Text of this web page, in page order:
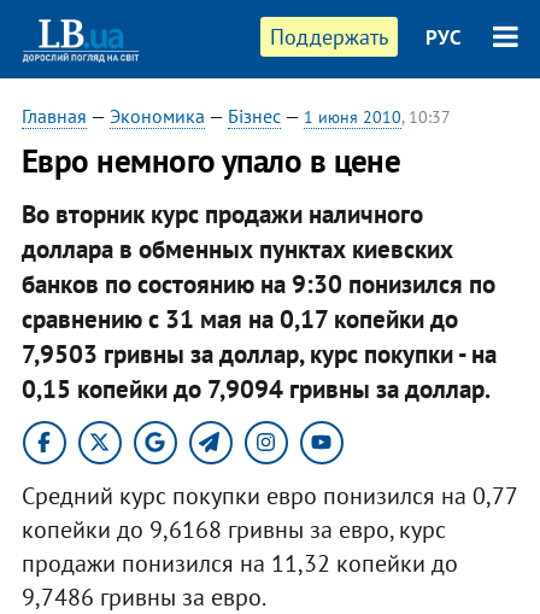
Поддержать РУС
Главная — Экономика — Бізнес— 1 июня 2010, 10:37
Евро немного упало в цене
Во вторник курс продажи наличного
доллара в обменных пунктах киевских
банков по состоянию на 9:30 понизился по
сравнению с 31 мая на 0,17 копейки до
7,9503 гривны за доллар, курс покупки - на
0,15 копейки до 7,9094 гривны за доллар.
Средний курс покупки евро понизился на 0,77
копейки до 9,6168 гривны за евро, курс
продажи понизился на 11,32 копейки до
9,7486 гривны за евро.